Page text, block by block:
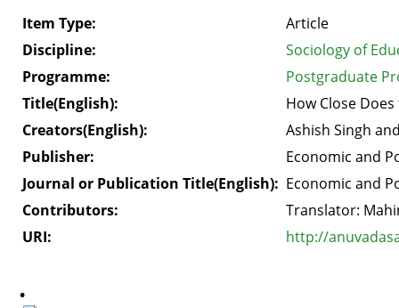
Item Type:
Article
Discipline:
Sociology of
Programme:
Postgraduate
Title(English):
How Close
Creators(English):
Ashish Singh
Publisher:
Economic and
Journal or Publication Title(English): Economic and
Contributors:
Translator:
URI:
http://
.